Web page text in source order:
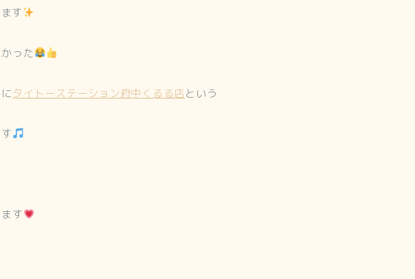
す
った
タイトーステーション府中くるる店という
す